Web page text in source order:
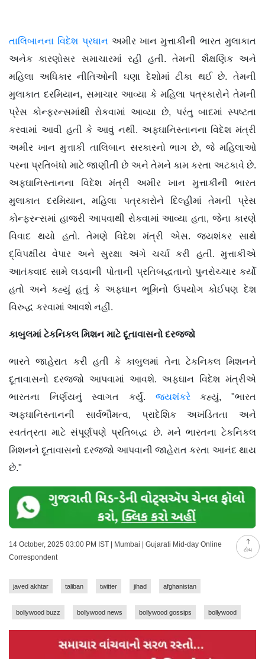
ટોચ
તાલિબાનના વિદેશ પ્રધાન અમીર ખાન મુત્તાકીની ભારત મુલાકાત
અનેક કારણોસર સમાચારમાં રહી હતી. તેમની શૈક્ષણિક અને
મહિલા અધિકાર નીતિઓની ઘણા દેશોમાં ટીકા થઈ છે. તેમની
મુલાકાત દરમિયાન, સમાચાર આવ્યા કે મહિલા પત્રકારોને તેમની
પ્રેસ કોન્ફરન્સમાંથી રોકવામાં આવ્યા છે, પરંતુ બાદમાં સ્પષ્ટતા
કરવામાં આવી હતી કે આવું નથી. અફઘાનિસ્તાનના વિદેશ મંત્રી
અમીર ખાન મુત્તાકી તાલિબાન સરકારનો ભાગ છે, જે મહિલાઓ
પરના પ્રતિબંધો માટે જાણીતી છે અને તેમને કામ કરતા અટકાવે છે.
અફઘાનિસ્તાનના વિદેશ મંત્રી અમીર ખાન મુત્તાકીની ભારત
મુલાકાત દરમિયાન, મહિલા પત્રકારોને દિલ્હીમાં તેમની પ્રેસ
કોન્ફરન્સમાં હાજરી આપવાથી રોકવામાં આવ્યા હતા, જેના કારણે
વિવાદ થયો હતો. તેમણે વિદેશ મંત્રી એસ. જયશંકર સાથે
દ્વિપક્ષીય વેપાર અને સુરક્ષા અંગે ચર્ચા કરી હતી. મુત્તાકીએ
આતંકવાદ સામે લડવાની પોતાની પ્રતિબદ્ધતાનો પુનરોચ્ચાર કર્યો
હતો અને કહ્યું હતું કે અફઘાન ભૂમિનો ઉપયોગ કોઈપણ દેશ
વિરુદ્ધ કરવામાં આવશે નહીં.
કાબુલમાં ટેકનિકલ મિશન માટે દૂતાવાસનો દરજ્જો
ભારતે જાહેરાત કરી હતી કે કાબુલમાં તેના ટેકનિકલ મિશનને
દૂતાવાસનો દરજ્જો આપવામાં આવશે. અફઘાન વિદેશ મંત્રીએ
ભારતના નિર્ણયનું સ્વાગત કર્યું. જયશંકરેકહ્યું, "ભારત
અફઘાનિસ્તાનની સાર્વભૌમત્વ, પ્રાદેશિક અખંડિતતા અને
સ્વતંત્રતા માટે સંપૂર્ણપણે પ્રતિબદ્ધ છે. મને ભારતના ટેકનિકલ
મિશનને દૂતાવાસનો દરજ્જો આપવાની જાહેરાત કરતા આનંદ થાય
છે."
14 October, 2025 03:00 PM IST | Mumbai | Gujarati Mid-day Online
Correspondent
javed akhtar taliban twitter jihad afghanistan
bollywood buzz bollywood news bollywood gossips bollywood